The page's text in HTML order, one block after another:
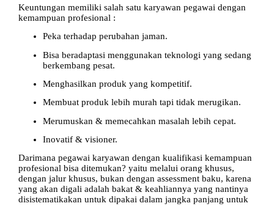
Keuntungan memiliki salah satu karyawan pegawai dengan
kemampuan profesional :
Peka terhadap perubahan jaman.
Bisa beradaptasi menggunakan teknologi yang sedang
berkembang pesat.
Menghasilkan produk yang kompetitif.
Membuat produk lebih murah tapi tidak merugikan.
Merumuskan & memecahkan masalah lebih cepat.
Inovatif & visioner.
Darimana pegawai karyawan dengan kualifikasi kemampuan
profesional bisa ditemukan? yaitu melalui orang khusus,
dengan jalur khusus, bukan dengan assessment baku, karena
yang akan digali adalah bakat & keahliannya yang nantinya
disistematikakan untuk dipakai dalam jangka panjang untuk